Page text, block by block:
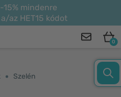
15% mindenre
az HET15 kódot
0
Szelén